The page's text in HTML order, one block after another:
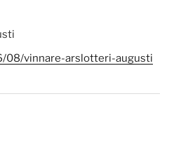
08/vinnare-arslotteri-augusti